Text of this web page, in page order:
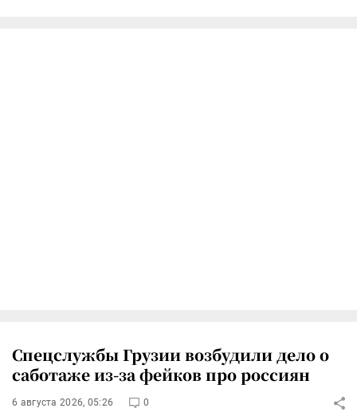
Спецслужбы Грузии возбудили дело о
саботаже из-за фейков про россиян
6 августа 2026, 05:26 0